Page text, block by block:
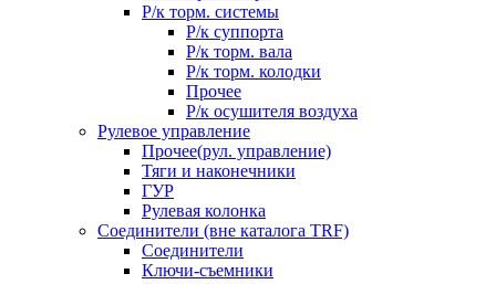
Р/к торм. системы
Р/к суппорта
Р/к торм. вала
Р/к торм. колодки
Прочее
Р/к осушителя воздуха
Рулевое управление
Прочее(рул. управление)
Тяги и наконечники
ГУР
Рулевая колонка
Соединители (вне каталога TRF)
Соединители
Ключи-cъемники